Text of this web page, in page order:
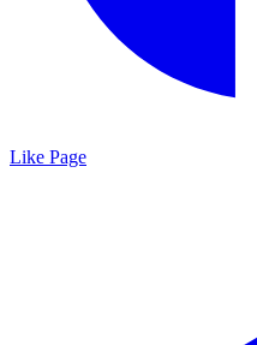
Like Page